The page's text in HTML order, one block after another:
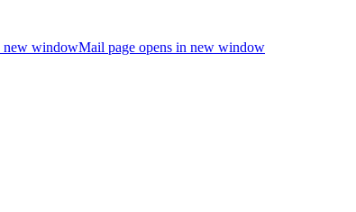
new windowMail page opens in new window